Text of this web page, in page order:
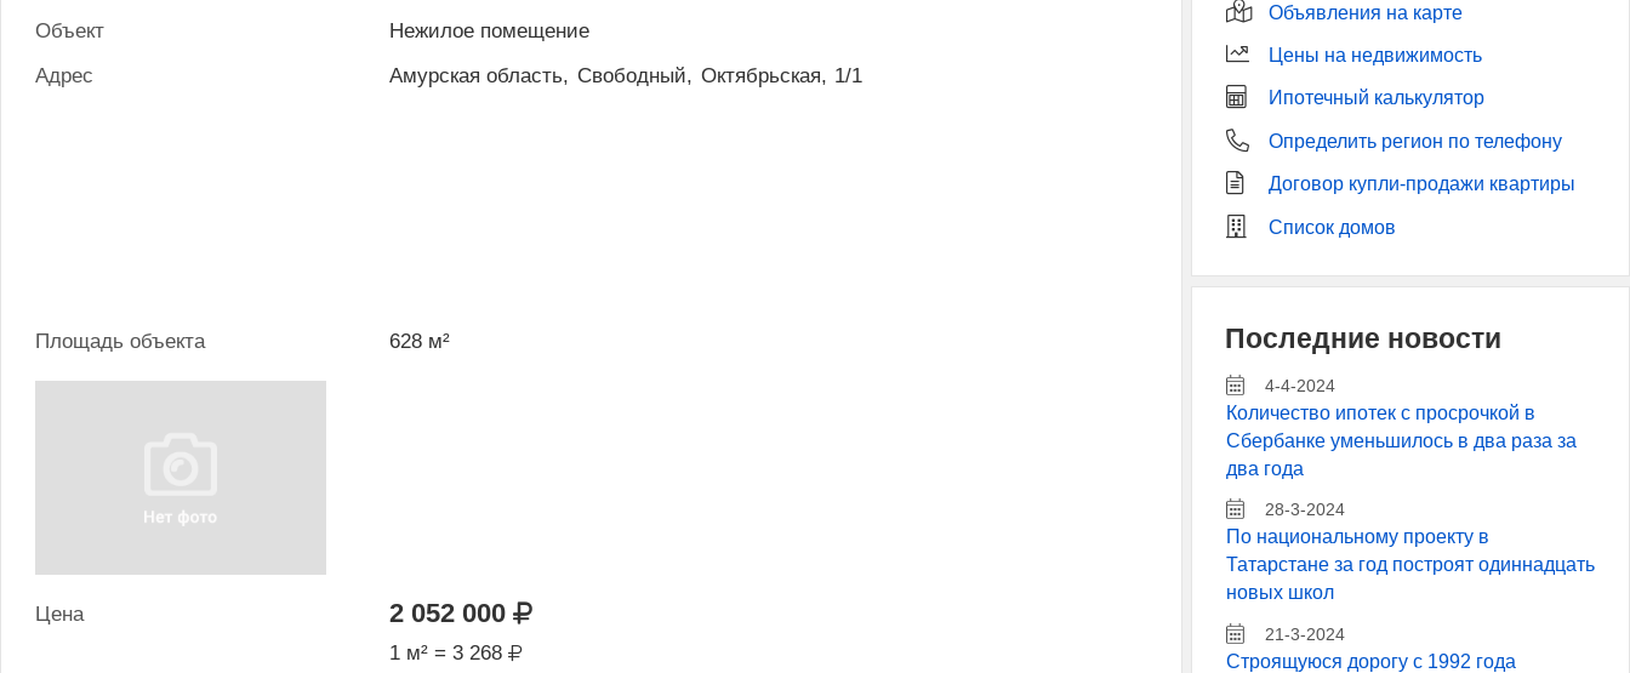
Объект
Нежилое помещение
Адрес
Амурская область, Свободный, Октябрьская, 1/1
Площадь объекта 628 м²
Цена 2 052 000
1 м² = 3 268
Объявления на карте
Цены на недвижимость
Ипотечный калькулятор
Определить регион по телефону
Договор купли-продажи квартиры
Список домов
Последние новости
4-4-2024
Количество ипотек с просрочкой в
Сбербанке уменьшилось в два раза за
два года
28-3-2024
По национальному проекту в
Татарстане за год построят одиннадцать
новых школ
21-3-2024
Строящуюся дорогу с 1992 года